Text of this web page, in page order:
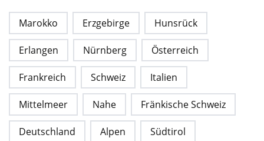
Marokko Erzgebirge Hunsrück
Erlangen Nürnberg Österreich
Frankreich Schweiz Italien
Mittelmeer Nahe Fränkische Schweiz
Deutschland Alpen Südtirol